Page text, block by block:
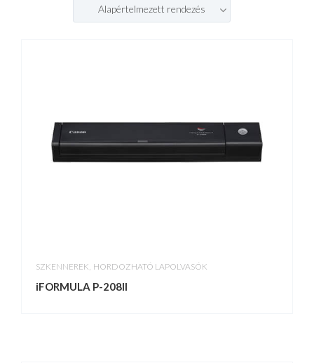
Alapértelmezett rendezés
SZKENNEREK HORDOZHATÓ LAPOLVASÓK
iFORMULA P-208II